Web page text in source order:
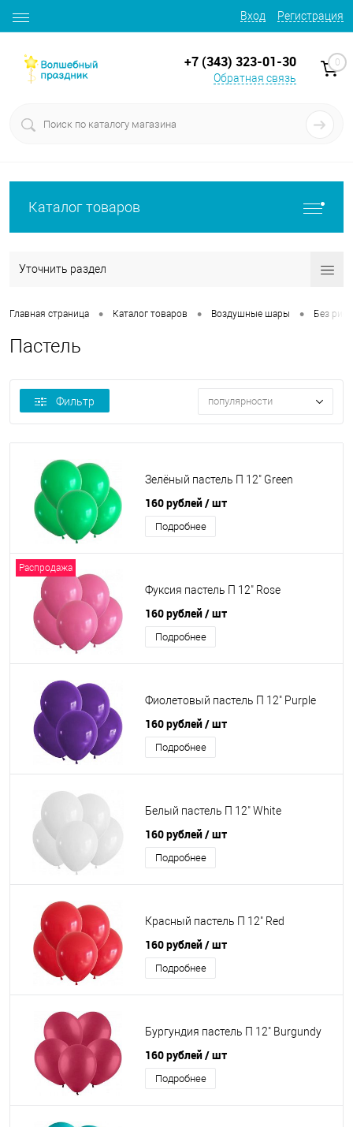
Вход Регистрация
+7 (343) 323-01-30
Обратная связь
0
Каталог товаров
Уточнить раздел
Главная страница • Каталог товаров • Воздушные шары • Без
Пастель
Фильтр популярности
Зелёный пастель П 12" Green
160 рублей/ шт
Подробнее
Распродажа
Фуксия пастель П 12" Rose
160 рублей/ шт
Подробнее
Фиолетовый пастель П 12" Purple
160 рублей/ шт
Подробнее
Белый пастель П 12" White
160 рублей/ шт
Подробнее
Красный пастель П 12" Red
160 рублей/ шт
Подробнее
Бургундия пастель П 12" Burgundy
160 рублей/ шт
Подробнее